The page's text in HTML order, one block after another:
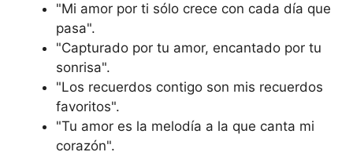
"Mi amor por ti sólo crece con cada día que
pasa".
"Capturado por tu amor, encantado por tu
sonrisa".
"Los recuerdos contigo son mis recuerdos
favoritos".
"Tu amor es la melodía a la que canta mi
corazón".